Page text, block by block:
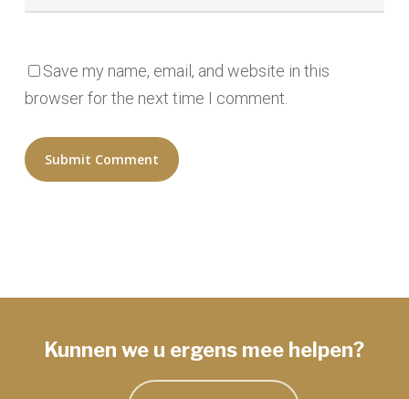
Save my name, email, and website in this
browser for the next time I comment.
Kunnen we u ergens mee helpen?